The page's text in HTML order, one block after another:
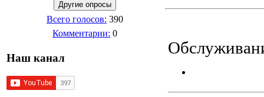
Всего голосов: 390
Комментарии: 0
Наш канал